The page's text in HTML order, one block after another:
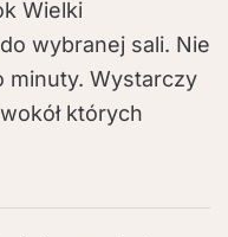
Wielki
wybranej sali. Nie
minuty. Wystarczy
których